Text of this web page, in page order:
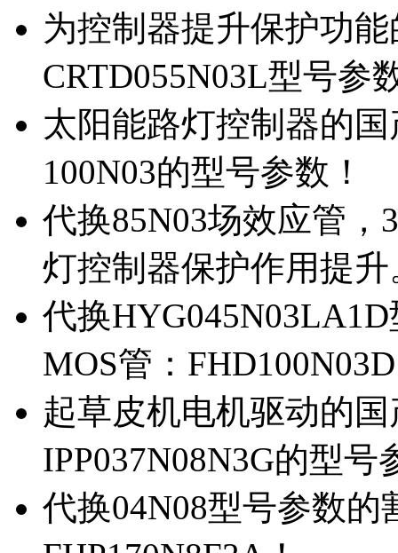
为控制器提升保护功
CRTD055N03L型号参
太阳能路灯控制器的
100N03的型号参数！
代换85N03场效应管
灯控制器保护作用提升
代换
MOS管：
起草皮机电机驱动的
IPP037N08N3G的型号
代换04N08型号参数